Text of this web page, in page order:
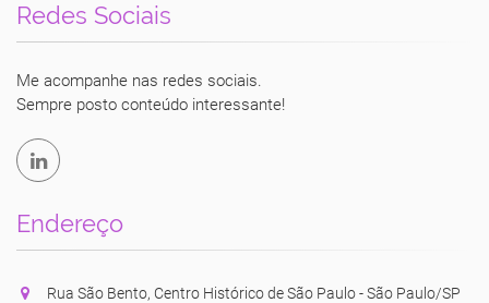
Redes Sociais
Me acompanhe nas redes sociais.
Sempre posto conteúdo interessante!
Endereço
Rua São Bento, Centro Histórico de São Paulo - São Paulo/SP